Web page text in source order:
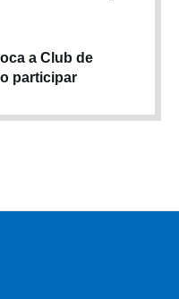
a Club de
participar